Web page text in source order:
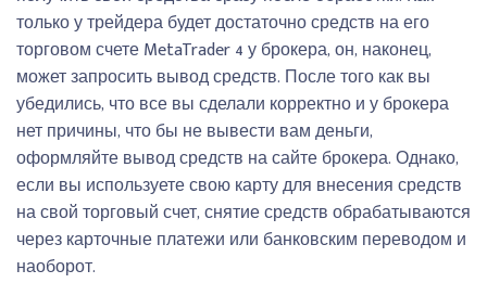
только у трейдера будет достаточно средств на его
торговом счете MetaTrader 4 у брокера, он, наконец,
может запросить вывод средств. После того как вы
убедились, что все вы сделали корректно и у брокера
нет причины, что бы не вывести вам деньги,
оформляйте вывод средств на сайте брокера. Однако,
если вы используете свою карту для внесения средств
на свой торговый счет, снятие средств обрабатываются
через карточные платежи или банковским переводом и
наоборот.